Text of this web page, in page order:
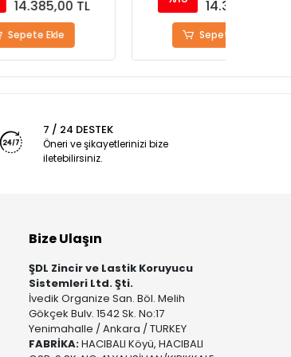
14.385,00 TL
7 / 24 DESTEK
Öneri ve şikayetlerinizi bize
iletebilirsiniz.
Bize Ulaşın
ŞDL Zincir ve Lastik Koruyucu
Sistemleri Ltd. Şti.
İvedik Organize San. Böl. Melih
Gökçek Bulv. 1542 Sk. No:17
Yenimahalle / Ankara / TURKEY
FABRİKA:HACIBALI Köyü, HACIBALI